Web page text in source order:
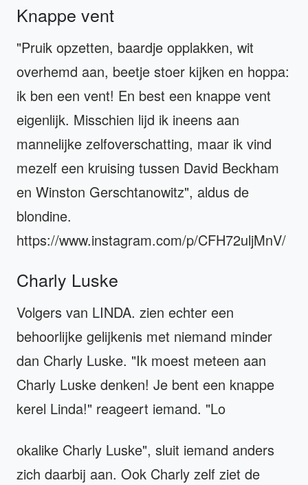
Knappe vent
"Pruik opzetten, baardje opplakken, wit
overhemd aan, beetje stoer kijken en hoppa:
ik ben een vent! En best een knappe vent
eigenlijk. Misschien lijd ik ineens aan
mannelijke zelfoverschatting, maar ik vind
mezelf een kruising tussen David Beckham
en Winston Gerschtanowitz", aldus de
blondine.
https://www.instagram.com/p/CFH72uljMnV/
Charly Luske
Volgers van LINDA. zien echter een
behoorlijke gelijkenis met niemand minder
dan Charly Luske. "Ik moest meteen aan
Charly Luske denken! Je bent een knappe
kerel Linda!" reageert iemand. "Lo
okalike Charly Luske", sluit iemand anders
zich daarbij aan. Ook Charly zelf ziet de